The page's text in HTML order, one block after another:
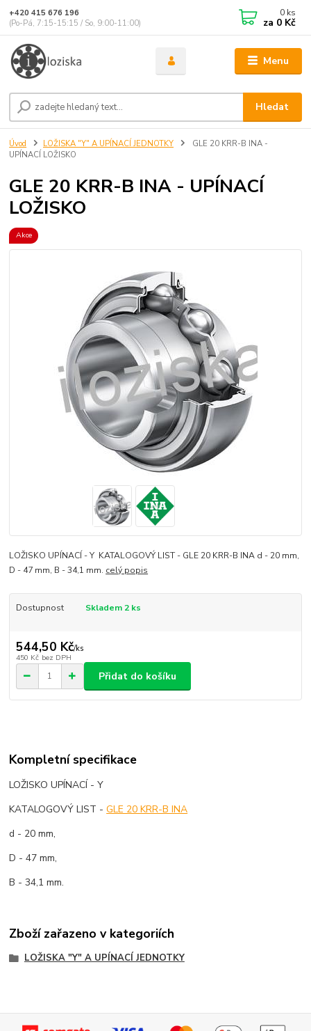
Menu
Hledat
+420 415 676 196
(Po-Pá, 7:15-15:15 / So, 9:00-11:00)
0 ks
za 0 Kč
Úvod LOŽISKA "Y" A UPÍNACÍ JEDNOTKY
GLE 20 KRR-B INA -
UPÍNACÍ LOŽISKO
GLE 20 KRR-B INA - UPÍNACÍ
LOŽISKO
Akce
LOŽISKO UPÍNACÍ - Y KATALOGOVÝ LIST - GLE 20 KRR-B INA d - 20 mm,
D - 47 mm, B - 34,1 mm. celý popis
Dostupnost Skladem 2 ks
544,50 Kč/ks
450 Kč bez DPH
Přidat do košíku
Kompletní specifikace
LOŽISKO UPÍNACÍ - Y
KATALOGOVÝ LIST -GLE 20 KRR-B INA
d - 20 mm,
D - 47 mm,
B - 34,1 mm.
Zboží zařazeno v kategoriích
LOŽISKA "Y" A UPÍNACÍ JEDNOTKY